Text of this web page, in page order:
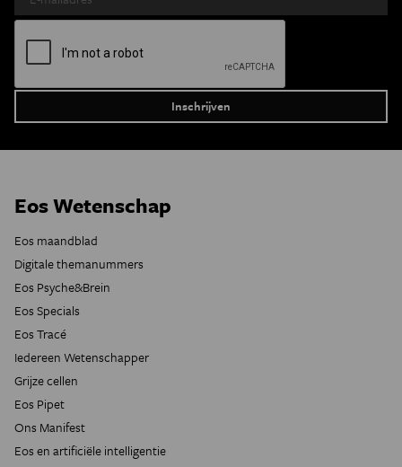
Eos Wetenschap
Eos maandblad
Digitale themanummers
Eos Psyche&Brein
Eos Specials
Eos Tracé
Iedereen Wetenschapper
Grijze cellen
Eos Pipet
Ons Manifest
Eos en artificiële intelligentie